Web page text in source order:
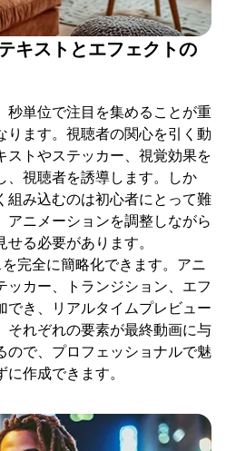
キストとエフェクトの
秒単位で注目を集めることが重
ります。視聴者の関心を引く動
ストやステッカー、視覚効果を
、視聴者を誘導します。しか
組み込むのは初心者にとって難
アニメーションを調整しながら
る必要があります。
完全に簡略化できます。アニ
ッカー、トランジション、エフ
でき、リアルタイムプレビュー
それぞれの要素が最終動画に与
ので、プロフェッショナルで魅
作成できます。